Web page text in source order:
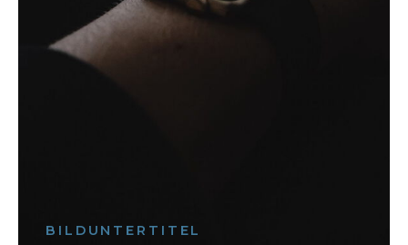
BILDUNTERTITEL